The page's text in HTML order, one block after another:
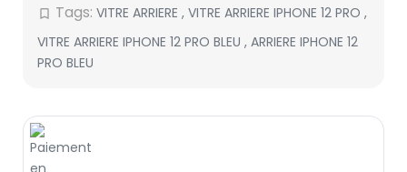
bookmark_border Tags: VITRE ARRIERE , VITRE ARRIERE IPHONE 12 PRO ,
VITRE ARRIERE IPHONE 12 PRO BLEU , ARRIERE IPHONE 12
PRO BLEU